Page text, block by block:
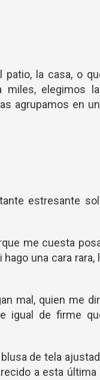
la casa, o
miles, elegimos
agrupamos en
estresante
me cuesta
una cara rara,
mal, quien me
igual de firme
de tela
a esta última